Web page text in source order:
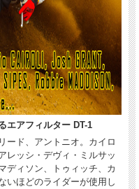
エアフィルター DT-1
ード、アントニオ。カイロ
レッシ・デヴィ・ミルサッ
ディソン、トゥィッチ、カ
ほどのライダーが使用し